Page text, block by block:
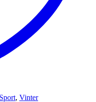
Sport, Vinter